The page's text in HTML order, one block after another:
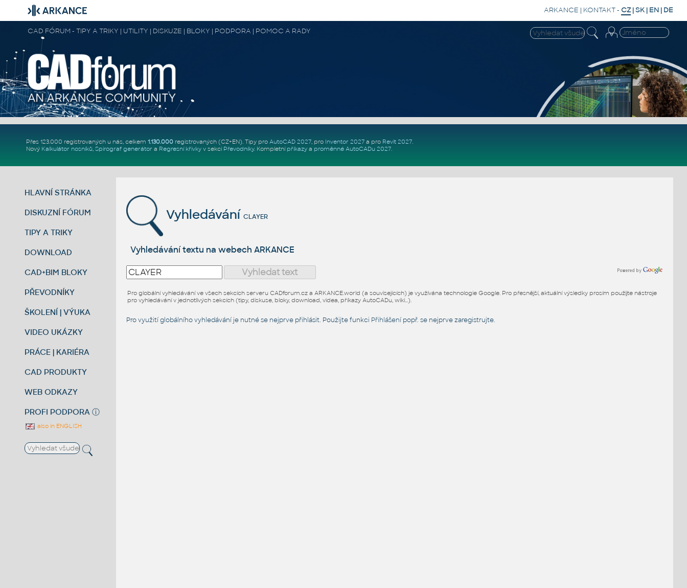
ARKANCE | KONTAKT- CZ |SK | EN | DE
CAD FÓRUM - TIPY A TRIKY | UTILITY | DISKUZE | BLOKY | PODPORA | POMOC A RADY
Přes 123.000 registrovaných u nás, celkem 1.130.000registrovaných (CZ+EN). Tipy pro AutoCAD 2027, pro Inventor 2027a pro Revit 2027.
Nový Kalkulátor nosníků, Spirograf generátor a Regresní křivkyv sekci Převodníky. Kompletní příkazya proměnné AutoCADu 2027.
HLAVNÍ STRÁNKA
DISKUZNÍ FÓRUM
TIPY A TRIKY
DOWNLOAD
CAD+BIM BLOKY
PŘEVODNÍKY
ŠKOLENÍ | VÝUKA
VIDEO UKÁZKY
PRÁCE | KARIÉRA
CAD PRODUKTY
WEB ODKAZY
PROFI PODPORA ⓘ
also in ENGLISH
Vyhledávání CLAYER
Vyhledávání textu na webech ARKANCE
Pro globální vyhledávání ve všech sekcích serveru CADforum.cz a ARKANCE.world (a souvisejících) je využívána technologie Google. Pro přesnější, aktuální výsledky prosím použijte nástroje
pro vyhledávání v jednotlivých sekcích (tipy, diskuse, bloky, download, videa, příkazy AutoCADu, wiki...).
Pro využití globálního vyhledávání je nutné se nejprve přihlásit. Použijte funkci Přihlášenípopř. se nejprve zaregistrujte.